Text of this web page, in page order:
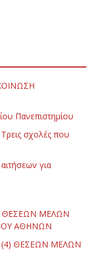
Πανεπιστημίου
σχολές που
για
ΘΕΣΕΩΝ ΜΕΛΩΝ
ΑΘΗΝΩΝ
ΘΕΣΕΩΝ ΜΕΛΩΝ